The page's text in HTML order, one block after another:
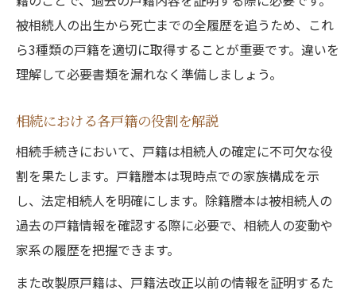
被相続人の出生から死亡までの全履歴を追うため、これ
ら3種類の戸籍を適切に取得することが重要です。違いを
理解して必要書類を漏れなく準備しましょう。
相続における各戸籍の役割を解説
相続手続きにおいて、戸籍は相続人の確定に不可欠な役
割を果たします。戸籍謄本は現時点での家族構成を示
し、法定相続人を明確にします。除籍謄本は被相続人の
過去の戸籍情報を確認する際に必要で、相続人の変動や
家系の履歴を把握できます。
また改製原戸籍は、戸籍法改正以前の情報を証明するた